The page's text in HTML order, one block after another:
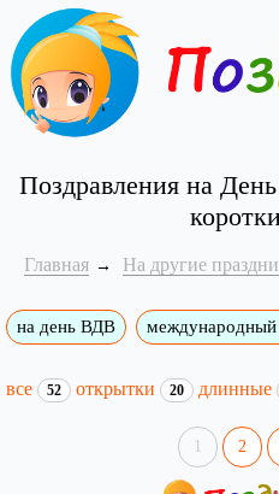
Поздравления на
Главная На другие
на день ВДВ международный
все 52 открытки 20 длинные
1 2